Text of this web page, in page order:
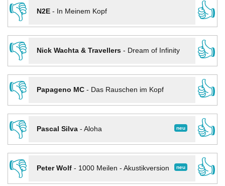
👎
N2E- In Meinem Kopf
👍
👎
Nick Wachta & Travellers- Dream of Infinity
👍
👎
Papageno MC- Das Rauschen im Kopf
👍
👎
neu
Pascal Silva- Aloha
👍
👎
neu
Peter Wolf- 1000 Meilen - Akustikversion
👍